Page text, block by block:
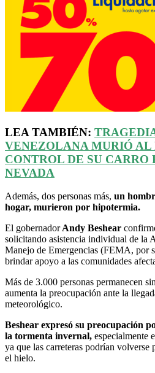
LEA TAMBIÉN:
VENEZOLANA MURIÓ AL
CONTROL DE SU CARRO
NEVADA
Además, dos personas más, un
hogar, murieron por hipotermia.
El gobernadorAndy Beshear
solicitando asistencia individual de la
Manejo de Emergencias (FEMA, por
brindar apoyo a las comunidades
Más de 3.000 personas permanecen
aumenta la preocupación ante la
meteorológico.
Beshear expresó su preocupación
la tormenta invernal, especialmente
ya que las carreteras podrían volverse
el hielo.